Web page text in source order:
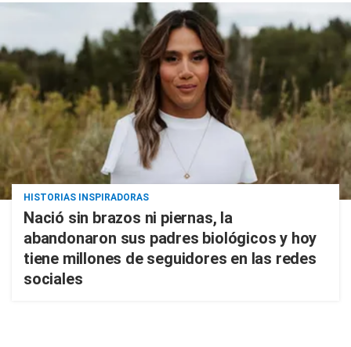
HISTORIAS INSPIRADORAS
Nació sin brazos ni piernas, la
abandonaron sus padres biológicos y hoy
tiene millones de seguidores en las redes
sociales